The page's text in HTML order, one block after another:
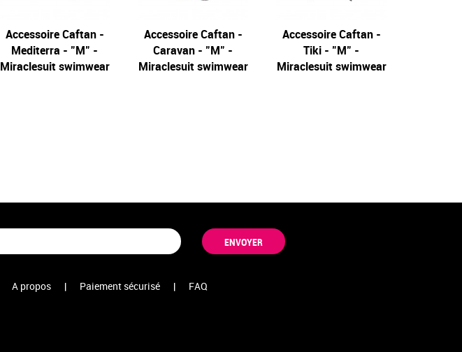
Embrace
Network
Jena
Network
Gem
Network
Accessoire Caftan -
Mediterra - "M" -
Miraclesuit swimwear
Accessoire Caftan -
Caravan - "M" -
Miraclesuit swimwear
Accessoire Caftan -
Tiki - "M" -
Miraclesuit swimwear
ENVOYER
A propos | Paiement sécurisé | FAQ